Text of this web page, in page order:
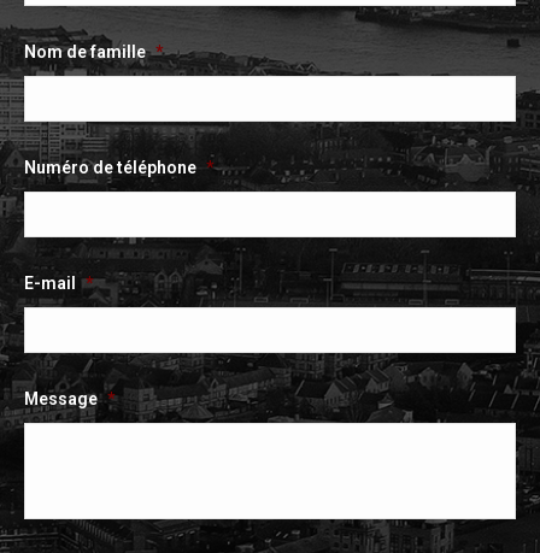
nouvelle
fenêtre
nouvelle
fenêtrefenêtre
Nom de famille *
Numéro de téléphone *
E-mail *
Message *